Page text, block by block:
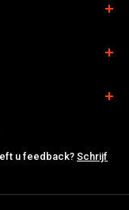
u feedback? Schrijf